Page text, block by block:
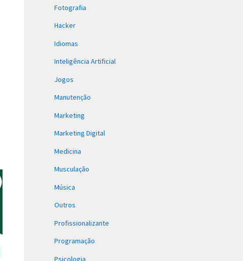
Fotografia
Hacker
Idiomas
Inteligência Artificial
Jogos
Manutenção
Marketing
Marketing Digital
Medicina
Musculação
Música
Outros
Profissionalizante
Programação
Psicologia